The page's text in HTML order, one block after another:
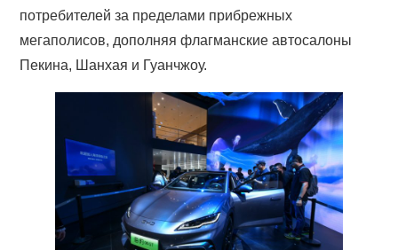
потребителей за пределами прибрежных
мегаполисов, дополняя флагманские автосалоны
Пекина, Шанхая и Гуанчжоу.